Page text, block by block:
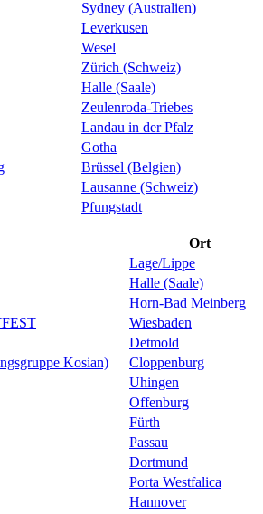
Sydney (Australien)
Leverkusen
Wesel
Zürich (Schweiz)
Halle (Saale)
Zeulenroda-Triebes
Landau in der Pfalz
Gotha
Brüssel (Belgien)
Lausanne (Schweiz)
Pfungstadt
Ort
Lage/Lippe
Halle (Saale)
Horn-Bad Meinberg
Wiesbaden
Detmold
Kosian)
Cloppenburg
Uhingen
Offenburg
Fürth
Passau
Dortmund
Porta Westfalica
Hannover